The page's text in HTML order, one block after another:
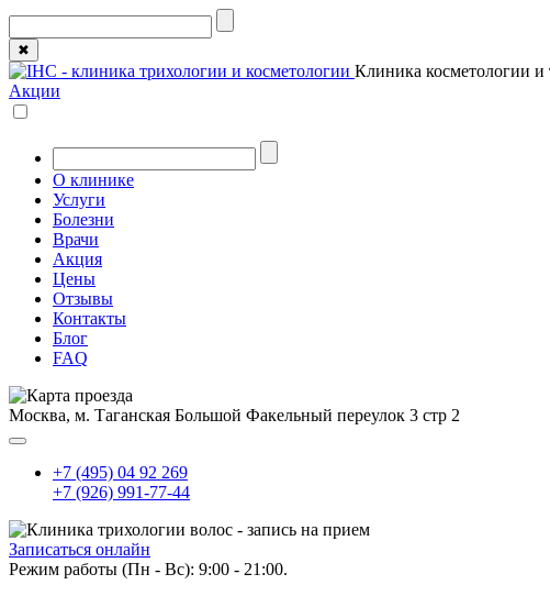
✖
Клиника косметологии и
Акции
О клинике
Услуги
Болезни
Врачи
Акция
Цены
Отзывы
Контакты
Блог
FAQ
Москва, м. Таганская Большой Факельный переулок 3 стр 2
+7 (495) 04 92 269
+7 (926) 991-77-44
Записаться онлайн
Режим работы (Пн - Вс): 9:00 - 21:00.